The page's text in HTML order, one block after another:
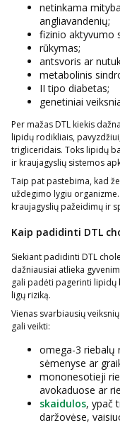
netinkama
angliavandenių;
fizinio aktyvumo
rūkymas;
antsvoris ar
metabolinis
II tipo diabetas;
genetiniai
Per mažas DTL kiekis
lipidų rodikliais,
trigliceridais. Toks lipidų
ir kraujagyslių sistemos
Taip pat pastebima, kad
uždegimo lygiu
kraujagyslių pažeidimų ir
Kaip padidinti DTL
Siekiant padidinti DTL
dažniausiai atlieka
gali padėti pagerinti lipidų
ligų riziką.
Vienas svarbiausių
gali veikti:
omega-3 riebalų
sėmenyse ar
mononesotieji
avokaduose ar
skaidulos, ypač
daržovėse,